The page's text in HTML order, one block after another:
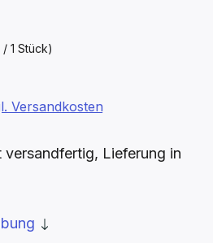
1 Stück)
Versandkosten
Lieferung in